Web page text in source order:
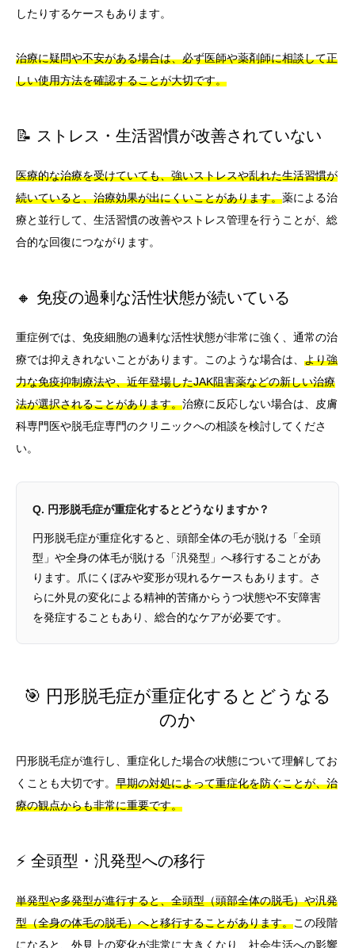
したりするケースもあります。
治療に疑問や不安がある場合は、必ず医師や薬剤師に相談して正
しい使用方法を確認することが大切です。
📝 ストレス・生活習慣が改善されていない
医療的な治療を受けていても、強いストレスや乱れた生活習慣が
続いていると、治療効果が出にくいことがあります。薬による治
療と並行して、生活習慣の改善やストレス管理を行うことが、総
合的な回復につながります。
🔸 免疫の過剰な活性状態が続いている
重症例では、免疫細胞の過剰な活性状態が非常に強く、通常の治
療では抑えきれないことがあります。このような場合は、 より強
力な免疫抑制療法や、近年登場したJAK阻害薬などの新しい治療
法が選択されることがあります。治療に反応しない場合は、皮膚
科専門医や脱毛症専門のクリニックへの相談を検討してくださ
い。
Q. 円形脱毛症が重症化するとどうなりますか？
円形脱毛症が重症化すると、頭部全体の毛が脱ける「全頭
型」や全身の体毛が脱ける「汎発型」へ移行することがあ
ります。爪にくぼみや変形が現れるケースもあります。さ
らに外見の変化による精神的苦痛からうつ状態や不安障害
を発症することもあり、総合的なケアが必要です。
🎯 円形脱毛症が重症化するとどうなる
のか
円形脱毛症が進行し、重症化した場合の状態について理解してお
くことも大切です。 早期の対処によって重症化を防ぐことが、治
療の観点からも非常に重要です。
⚡ 全頭型・汎発型への移行
単発型や多発型が進行すると、全頭型（頭部全体の脱毛）や汎発
型（全身の体毛の脱毛）へと移行することがあります。この段階
になると、外見上の変化が非常に大きくなり、社会生活への影響